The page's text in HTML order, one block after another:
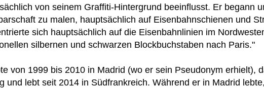
von seinem Graffiti-Hintergrund beeinflusst. Er begann
zu malen, hauptsächlich auf Eisenbahnschienen und
sich hauptsächlich auf die Eisenbahnlinien im
silbernen und schwarzen Blockbuchstaben nach Paris."
von 1999 bis 2010 in Madrid (wo er sein Pseudonym erhielt),
und lebt seit 2014 in Südfrankreich. Während er in Madrid